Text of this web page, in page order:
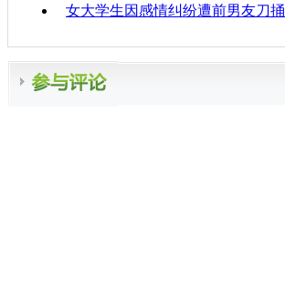
女大学生因感情纠纷遭前男友刀捅